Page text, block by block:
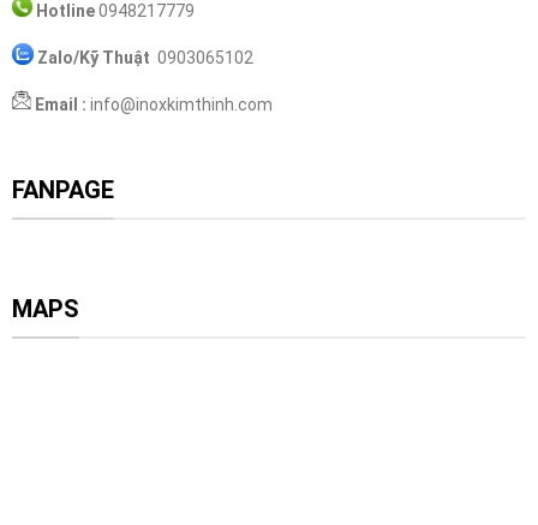
Hotline0948217779
Zalo/Kỹ Thuật 0903065102
Email : info@inoxkimthinh.com
FANPAGE
MAPS